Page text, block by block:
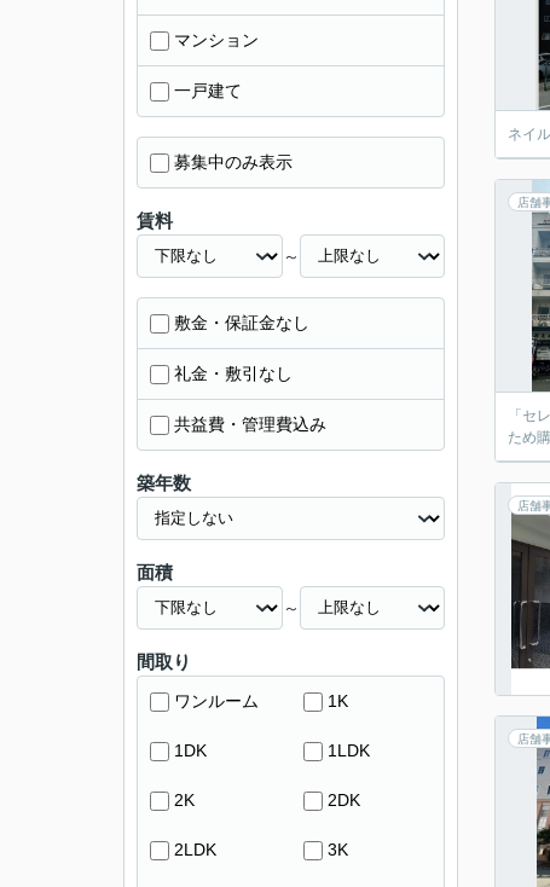
ネイ
店舗
「セ
ため
店舗
店舗
マンション
一戸建て
募集中のみ表示
賃料
～
敷金・保証金なし
礼金・敷引なし
共益費・管理費込み
築年数
面積
～
間取り
ワンルーム 1K
1DK 1LDK
2K 2DK
2LDK 3K